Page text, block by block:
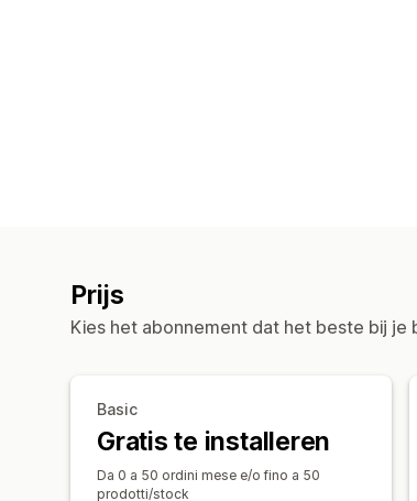
Prijs
Kies het abonnement dat het beste bij je
Basic
Gratis te installeren
Da 0 a 50 ordini mese e/o fino a 50
prodotti/stock